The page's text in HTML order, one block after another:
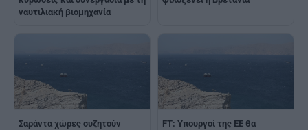
ναυτιλιακή βιομηχανία
Σαράντα χώρες συζητούν
FT: Υπουργοί της ΕΕ θα